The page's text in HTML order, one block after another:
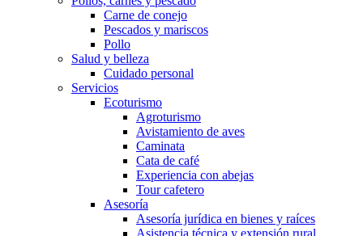
Carne de conejo
Pescados y mariscos
Pollo
Salud y belleza
Cuidado personal
Servicios
Ecoturismo
Agroturismo
Avistamiento de aves
Caminata
Cata de café
Experiencia con abejas
Tour cafetero
Asesoría
Asesoría jurídica en bienes y raíces